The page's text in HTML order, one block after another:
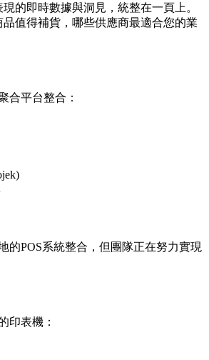
的即時數據與洞見，統整在一頁上。
值得補貨，哪些供應商最適合您的業
合平台整合：
的POS系統整合，但團隊正在努力實現
印表機：